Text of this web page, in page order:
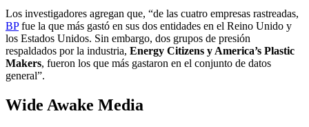
Los investigadores agregan que, “de las cuatro empresas rastreadas,
BPfue la que más gastó en sus dos entidades en el Reino Unido y
los Estados Unidos. Sin embargo, dos grupos de presión
respaldados por la industria, Energy Citizens y America’s Plastic
Makers, fueron los que más gastaron en el conjunto de datos
general”.
Wide Awake Media